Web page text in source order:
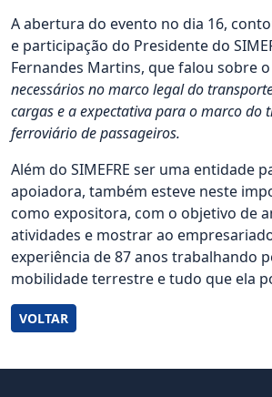
A abertura do evento no dia 16,
e participação do Presidente do
Fernandes Martins, que falou sobre
necessários no marco legal do
cargas e a expectativa para o marco do
ferroviário de passageiros.
Além do SIMEFRE ser uma entidade
apoiadora, também esteve neste
como expositora, com o objetivo de
atividades e mostrar ao
experiência de 87 anos trabalhando
mobilidade terrestre e tudo que ela
VOLTAR